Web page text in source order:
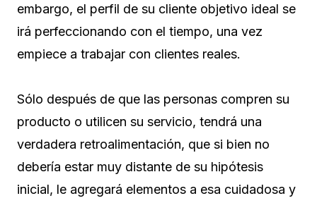
embargo, el perfil de su cliente objetivo ideal se
irá perfeccionando con el tiempo, una vez
empiece a trabajar con clientes reales.
Sólo después de que las personas compren su
producto o utilicen su servicio, tendrá una
verdadera retroalimentación, que si bien no
debería estar muy distante de su hipótesis
inicial, le agregará elementos a esa cuidadosa y